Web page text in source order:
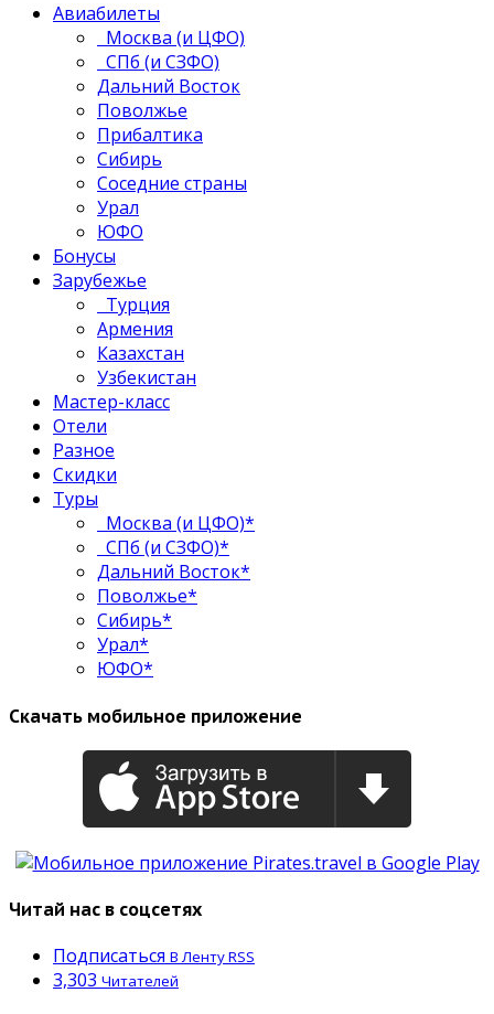
Авиабилеты
Москва (и ЦФО)
СПб (и СЗФО)
Дальний Восток
Поволжье
Прибалтика
Сибирь
Соседние страны
Урал
ЮФО
Бонусы
Зарубежье
Турция
Армения
Казахстан
Узбекистан
Мастер-класс
Отели
Разное
Скидки
Туры
Москва (и ЦФО)*
СПб (и СЗФО)*
Дальний Восток*
Поволжье*
Сибирь*
Урал*
ЮФО*
Скачать мобильное приложение
Читай нас в соцсетях
Подписаться В Ленту RSS
3,303 Читателей